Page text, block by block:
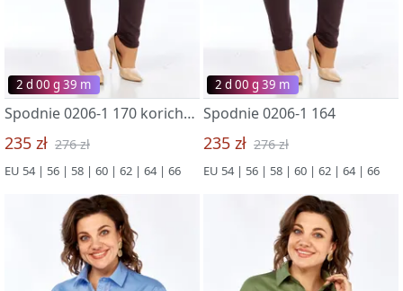
2 d 00 g 39 m
Spodnie 0206-1 170 korichnevyj
235 zł 276 zł
EU 54 | 56 | 58 | 60 | 62 | 64 | 66
2 d 00 g 39 m
Spodnie 0206-1 164
235 zł 276 zł
EU 54 | 56 | 58 | 60 | 62 | 64 | 66